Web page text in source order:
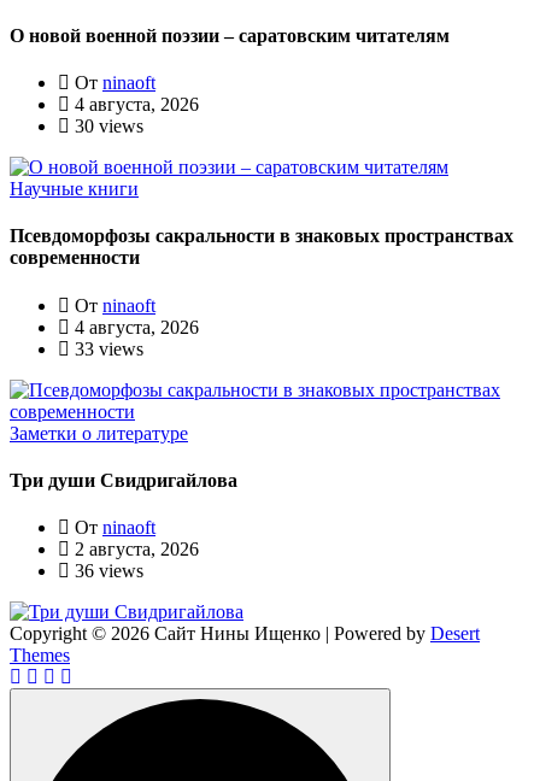
О новой военной поэзии – саратовским читателям
От ninaoft
4 августа, 2026
30 views
Научные книги
Псевдоморфозы сакральности в знаковых пространствах
современности
От ninaoft
4 августа, 2026
33 views
Заметки о литературе
Три души Свидригайлова
От ninaoft
2 августа, 2026
36 views
Copyright © 2026 Сайт Нины Ищенко | Powered by Desert
Themes